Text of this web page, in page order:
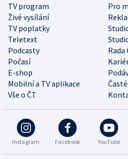
TV program
Pro
Živé vysílání
TV poplatky
Teletext
Podcasty
Rada
Počasí
E-shop
Mobilní a TV aplikace
Vše o ČT
Instagram Facebook YouTube